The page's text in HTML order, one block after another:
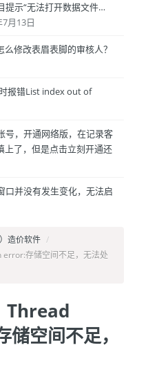
提示“无法打开数据文件…
月13日
修改表眉表脚的审核人？
报错List index out of
号，开通网络版，在记录客
上了，但是点击立刻开通还
口并没有发生变化，无法启
造价软件 /
存储空间不足，无法处
Thread
空间不足，